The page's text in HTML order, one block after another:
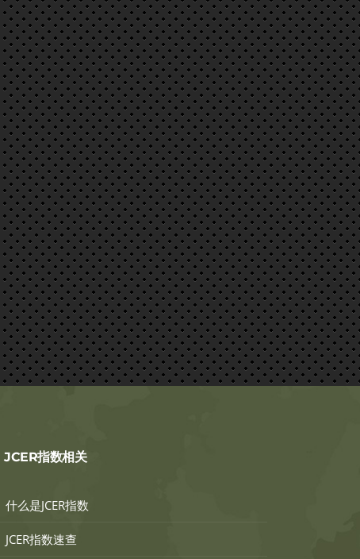
JCER指数相关
什么是JCER指数
JCER指数速查